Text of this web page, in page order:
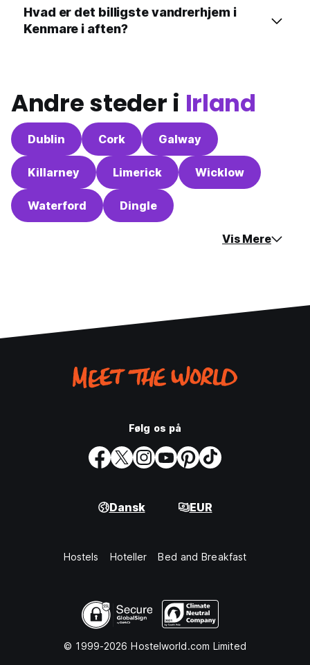
Hvad er det billigste vandrerhjem i
Kenmare i aften?
Andre steder i Irland
Dublin Cork Galway
Killarney Limerick Wicklow
Waterford Dingle
Vis Mere
Følg os på
Dansk EUR
Hostels Hoteller Bed and Breakfast
© 1999-2026 Hostelworld.com Limited